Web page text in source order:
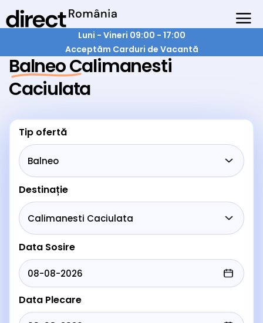
Luni - Vineri 09:00 - 17:00
Acceptăm Carduri de Vacantă
Balneo Calimanesti
Caciulata
Tip ofertă
Destinație
Data Sosire
Data Plecare